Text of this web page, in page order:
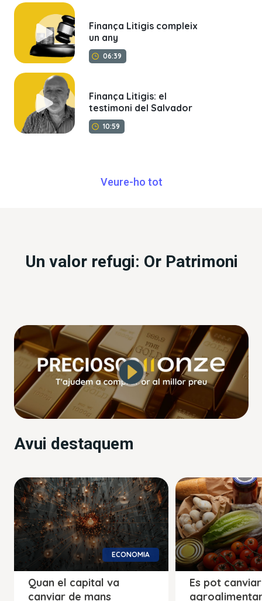
Finança Litigis compleix
un any
06:39
Finança Litigis: el
testimoni del Salvador
10:59
Veure-ho tot
Un valor refugi: Or Patrimoni
Avui destaquem
ECONOMIA
Quan el capital va
canviar de mans
Es pot